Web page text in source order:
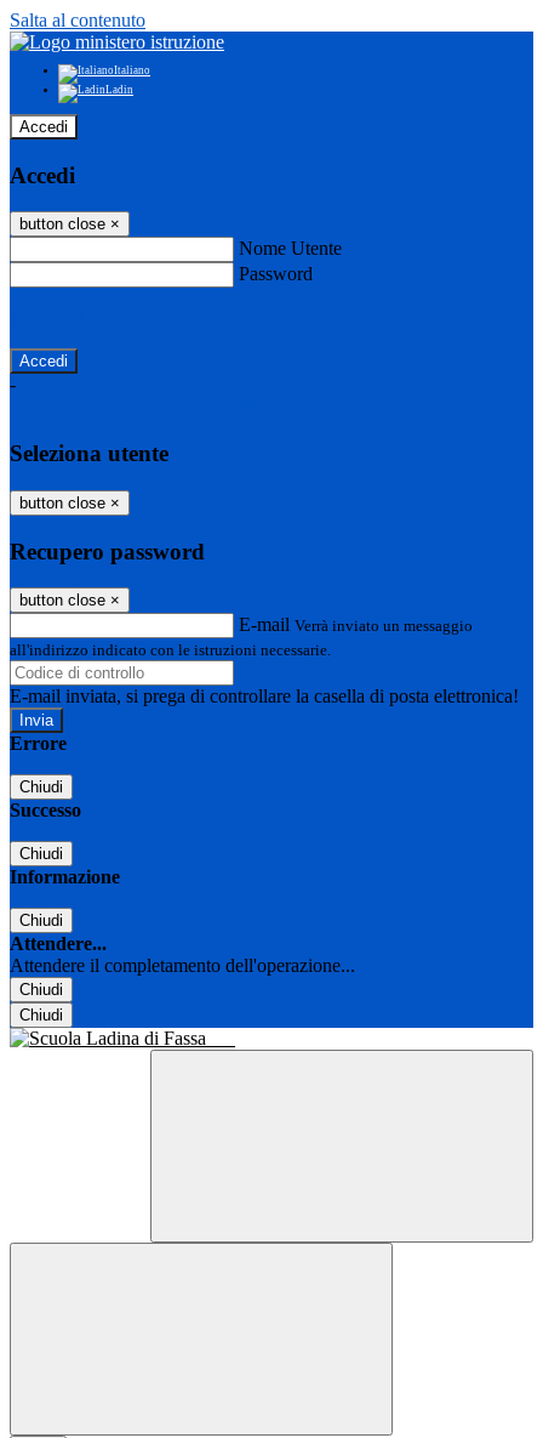
Salta al contenuto
Italiano
Ladin
Accedi
Accedi
button close ×
Nome Utente
Password
-
Seleziona utente
button close ×
Recupero password
button close ×
E-mail Verrà inviato un messaggio
all'indirizzo indicato con le istruzioni necessarie.
E-mail inviata, si prega di controllare la casella di posta elettronica!
Errore
Chiudi
Successo
Chiudi
Informazione
Chiudi
Attendere...
Attendere il completamento dell'operazione...
Chiudi
Chiudi